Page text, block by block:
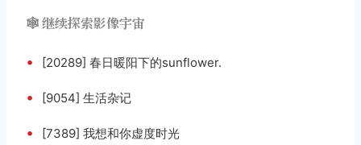
🕸️ 继续探索影像宇宙
• [20289] 春日暖阳下的sunflower.
• [9054] 生活杂记
• [7389] 我想和你虚度时光